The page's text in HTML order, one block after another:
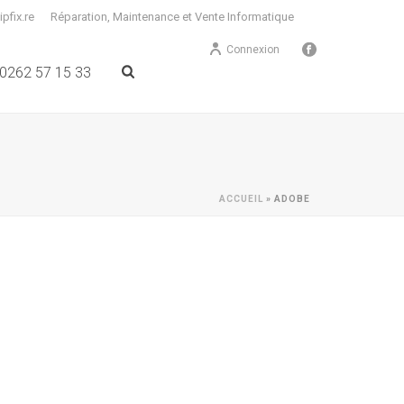
Réparation, Maintenance et Vente Informatique
Connexion
57 15 33
ACCUEIL » ADOBE